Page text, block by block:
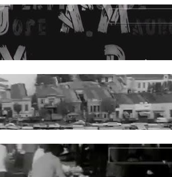
FORMULÁRIO DE BUSCA